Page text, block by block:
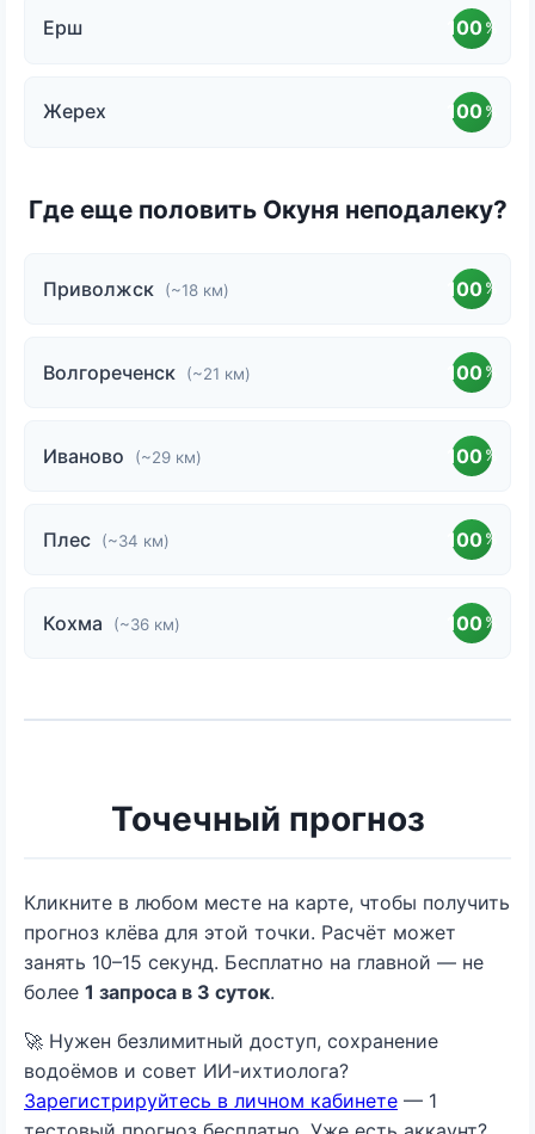
Ерш 100 %
Жерех 100 %
Где еще половить Окуня неподалеку?
Приволжск (~18 км) 100 %
Волгореченск (~21 км) 100 %
Иваново (~29 км) 100 %
Плес (~34 км) 100 %
Кохма (~36 км) 100 %
Точечный прогноз
Кликните в любом месте на карте, чтобы получить
прогноз клёва для этой точки. Расчёт может
занять 10–15 секунд. Бесплатно на главной — не
более 1 запроса в 3 суток.
🚀 Нужен безлимитный доступ, сохранение
водоёмов и совет ИИ-ихтиолога?
Зарегистрируйтесь в личном кабинете — 1